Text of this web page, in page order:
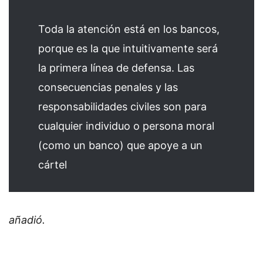
Toda la atención está en los bancos,
porque es la que intuitivamente será
la primera línea de defensa. Las
consecuencias penales y las
responsabilidades civiles son para
cualquier individuo o persona moral
(como un banco) que apoye a un
cártel
añadió.